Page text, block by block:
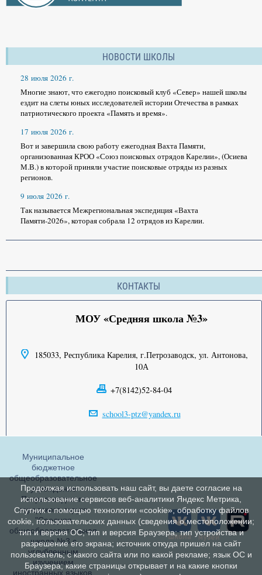
НОВОСТИ ШКОЛЫ
28 июля 2026 г.
Многие знают, что ежегодно поисковый клуб «Север» нашей школы
ездит на слеты юных исследователей истории Отечества в рамках
патриотического проекта «Память и время».
17 июля 2026 г.
Вот и завершила свою работу ежегодная Вахта Памяти,
организованная КРОО «Союз поисковых отрядов Карелии», (Осиева
М.В.) в которой приняли участие поисковые отряды из разных
регионов.
9 июля 2026 г.
Так называется Межрегиональная экспедиция «Вахта
Памяти-2026», которая собрала 12 отрядов из Карелии.
КОНТАКТЫ
МОУ «Средняя школа №3»
185033, Республика Карелия, г.Петрозаводск, ул. Антонова,
10А
+7(8142)52-84-04
school3-ptz@yandex.ru
Муниципальное
бюджетное
общеобразовательное
учреждение
Петрозаводского
городского округа
"Средняя
общеобразовательная
школа №3 с
углубленным
изучением
иностранных языков,
Продолжая использовать наш сайт, вы даете согласие на
использование сервисов веб-аналитики Яндекс Метрика,
Спутник с помощью технологии «cookie», обработку файлов
cookie, пользовательских данных (сведения о местоположении;
тип и версия ОС; тип и версия Браузера; тип устройства и
разрешение его экрана; источник откуда пришел на сайт
пользователь; с какого сайта или по какой рекламе; язык ОС и
Браузера; какие страницы открывает и на какие кнопки